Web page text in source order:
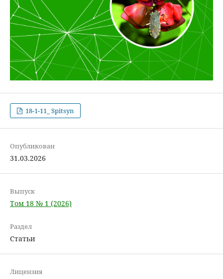
18-1-11_ Spitsyn
Опубликован
31.03.2026
Выпуск
Том 18 № 1 (2026)
Раздел
Статьи
Лицензия